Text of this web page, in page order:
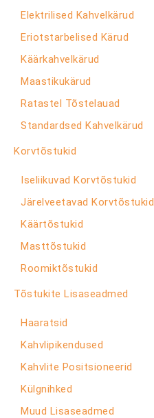
Elektrilised Kahvelkärud
Eriotstarbelised Kärud
Käärkahvelkärud
Maastikukärud
Ratastel Tõstelauad
Standardsed Kahvelkärud
Korvtõstukid
Iseliikuvad Korvtõstukid
Järelveetavad Korvtõstukid
Käärtõstukid
Masttõstukid
Roomiktõstukid
Tõstukite Lisaseadmed
Haaratsid
Kahvlipikendused
Kahvlite Positsioneerid
Külgnihked
Muud Lisaseadmed